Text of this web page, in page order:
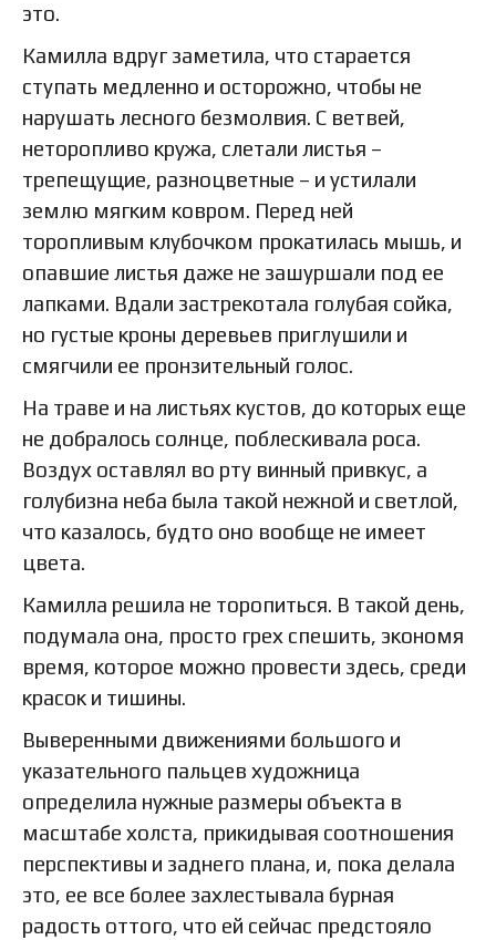
это.
Камилла вдруг заметила, что старается
ступать медленно и осторожно, чтобы не
нарушать лесного безмолвия. С ветвей,
неторопливо кружа, слетали листья –
трепещущие, разноцветные – и устилали
землю мягким ковром. Перед ней
торопливым клубочком прокатилась мышь, и
опавшие листья даже не зашуршали под ее
лапками. Вдали застрекотала голубая сойка,
но густые кроны деревьев приглушили и
смягчили ее пронзительный голос.
На траве и на листьях кустов, до которых еще
не добралось солнце, поблескивала роса.
Воздух оставлял во рту винный привкус, а
голубизна неба была такой нежной и светлой,
что казалось, будто оно вообще не имеет
цвета.
Камилла решила не торопиться. В такой день,
подумала она, просто грех спешить, экономя
время, которое можно провести здесь, среди
красок и тишины.
Выверенными движениями большого и
указательного пальцев художница
определила нужные размеры объекта в
масштабе холста, прикидывая соотношения
перспективы и заднего плана, и, пока делала
это, ее все более захлестывала бурная
радость оттого, что ей сейчас предстояло